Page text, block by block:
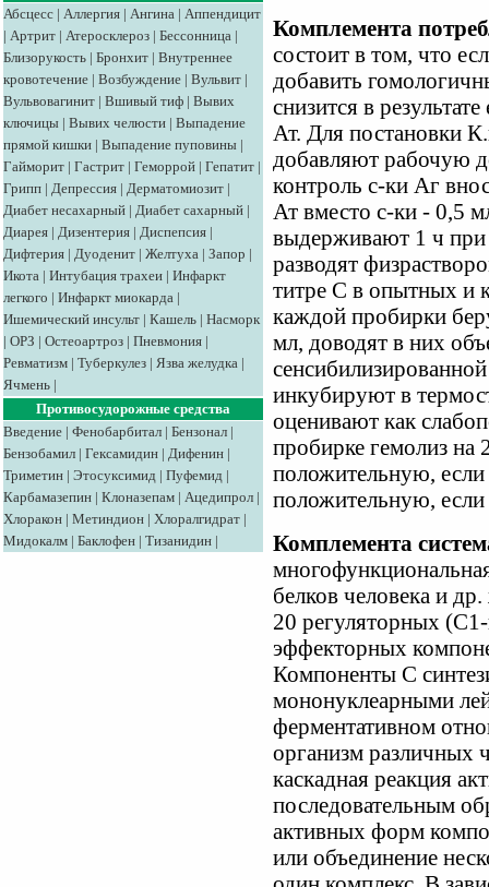
Абсцесс | Аллергия | Ангина | Аппендицит
| Артрит | Атеросклероз | Бессонница |
Близорукость | Бронхит | Внутреннее
кровотечение | Возбуждение | Вульвит |
Вульвовагинит | Вшивый тиф | Вывих
ключицы | Вывих челюсти | Выпадение
прямой кишки | Выпадение пуповины |
Гайморит | Гастрит | Геморрой | Гепатит |
Грипп | Депрессия | Дерматомиозит |
Диабет несахарный | Диабет сахарный |
Диарея | Дизентерия | Диспепсия |
Дифтерия | Дуоденит | Желтуха | Запор |
Икота | Интубация трахеи | Инфаркт
легкого | Инфаркт миокарда |
Ишемический инсульт | Кашель | Насморк
| ОРЗ | Остеоартроз | Пневмония |
Ревматизм | Туберкулез | Язва желудка |
Ячмень |
Противосудорожные средства
Введение | Фенобарбитал | Бензонал |
Бензобамил | Гексамидин | Дифенин |
Триметин | Этосуксимид | Пуфемид |
Карбамазепин | Клоназепам | Ацедипрол |
Хлоракон | Метиндион | Хлоралгидрат |
Мидокалм | Баклофен | Тизанидин |
Комплемента
состоит в том, что
добавить
снизится в
Ат. Для постановки
добавляют рабочую
контроль с-ки Аг
Ат вместо с-ки - 0,5
выдерживают 1 ч при
разводят
титре С в опытных и
каждой пробирки
мл, доводят в них
инкубируют в
оценивают как
пробирке гемолиз
положительную, если
положительную, если
Комплемента
белков человека и
20 регуляторных
эффекторных
Компоненты С
мононуклеарными
ферментативном
организм различных
каскадная реакция
последовательным
активных форм
или объединение